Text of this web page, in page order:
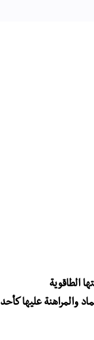
الطاقوية
والمراهنة عليها كأحد